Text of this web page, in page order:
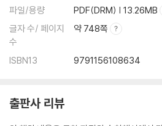
9.1 수치적분
9.3 Gauss 적분
10.2 Euler법
파일/용량
PDF(DRM) | 13.26MB
글자 수/ 페이지
수
약 748쪽
ISBN13 9791156108634
출판사 리뷰